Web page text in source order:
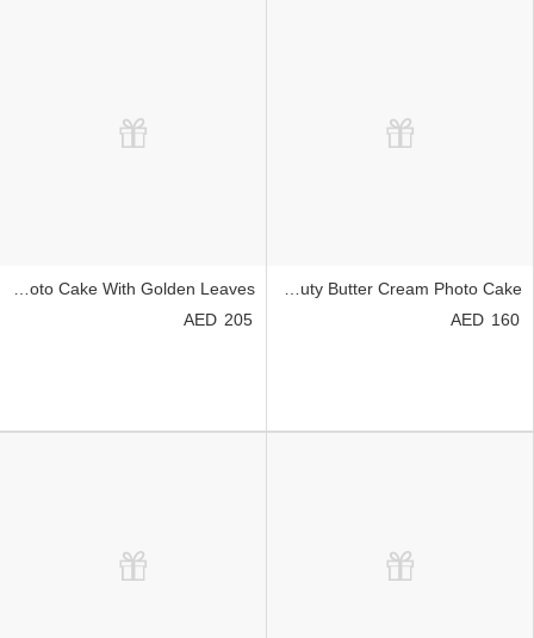
160
Sun Flower Photo Cake With Golden Leaves
205